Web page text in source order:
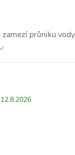
průniku
12.8.2026